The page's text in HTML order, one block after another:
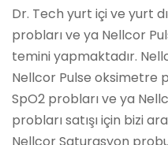
Dr. Tech yurt içi ve yurt
probları ve ya Nellcor
temini yapmaktadır.
Nellcor Pulse oksimetre
SpO2 probları ve ya
probları satışı için bizi